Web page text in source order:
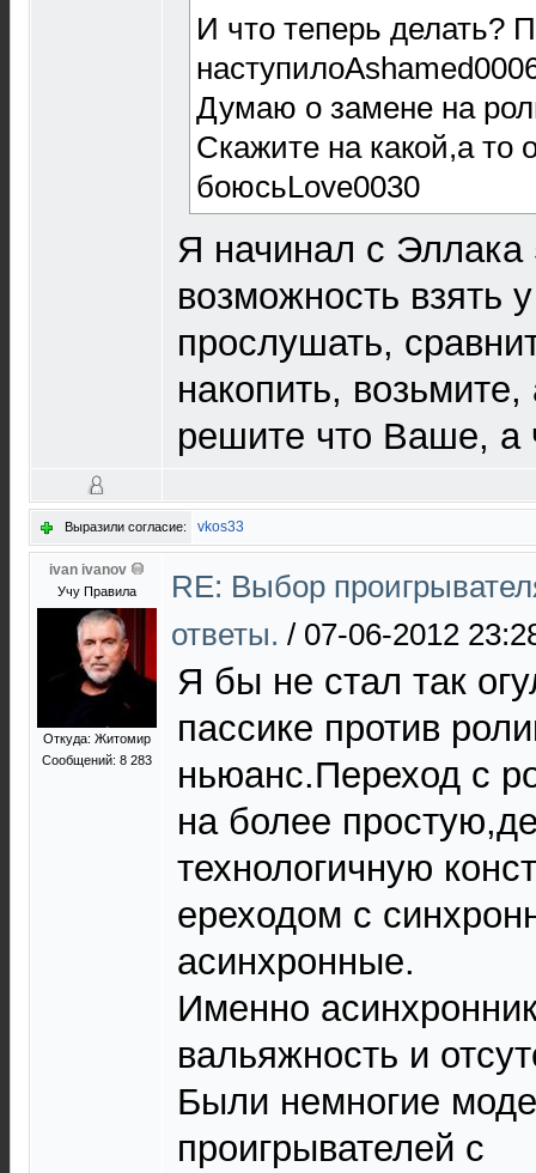
И что теперь делать?
Думаю о замене на
Скажите на какой,а то
боюсьLove0030
Я начинал с Эллака
возможность взять
прослушать,
накопить,
решите что Ваше, а
Выразили согласие: vkos33
ivan ivanov
Учу Правила
Откуда: Житомир
Сообщений: 8 283
RE: Выбор
ответы. / 07-06-2012
Я бы не стал так
пассике против
ньюанс.Переход с
на более
технологичную
ереходом с
асинхронные.
Именно
вальяжность и
Были немногие
проигрывателей с